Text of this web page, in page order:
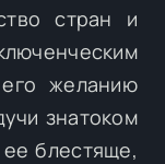
стран и
желанию
знатоком
блестяще,